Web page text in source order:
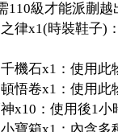
110級才能派蒯越
律x1(時裝鞋子)
機石x1：使用此
悟卷x1：使用
x10：使用後1